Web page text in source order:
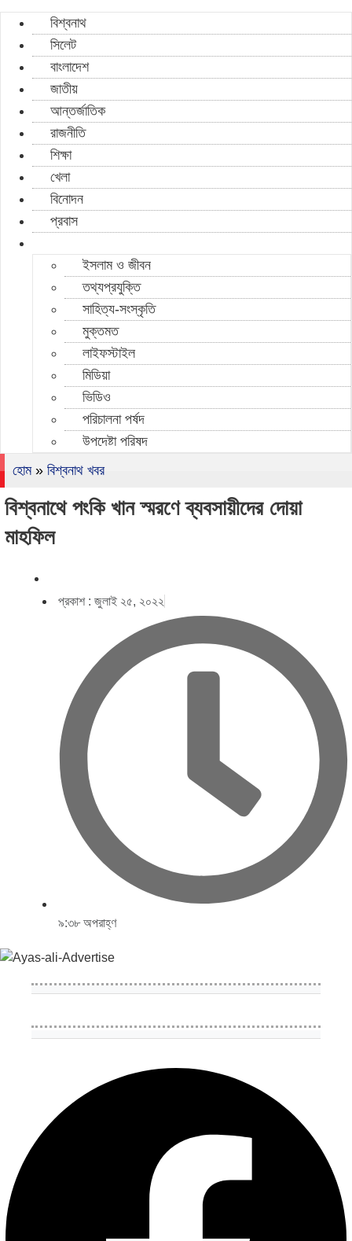
বিশ্বনাথ
সিলেট
বাংলাদেশ
জাতীয়
আন্তর্জাতিক
রাজনীতি
শিক্ষা
খেলা
বিনোদন
প্রবাস
ইসলাম ও জীবন
তথ্যপ্রযুক্তি
সাহিত্য-সংস্কৃতি
মুক্তমত
লাইফস্টাইল
মিডিয়া
ভিডিও
পরিচালনা পর্ষদ
উপদেষ্টা পরিষদ
হোম» বিশ্বনাথ খবর
বিশ্বনাথে পংকি খান স্মরণে ব্যবসায়ীদের দোয়া
মাহফিল
প্রকাশ : জুলাই ২৫, ২০২২
৯:৩৮ অপরাহ্ণ